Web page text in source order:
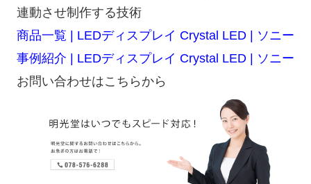
連動させ制作する技術
商品一覧 | LEDディスプレイ Crystal LED | ソニー
事例紹介 | LEDディスプレイ Crystal LED | ソニー
お問い合わせはこちらから